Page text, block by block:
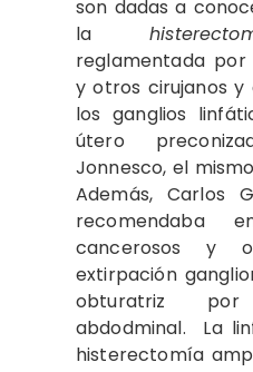
son dadas a
la
reglamentada
y otros cirujanos
los ganglios
útero
Jonnesco, el
Además, Carlos
recomendaba
cancerosos y
extirpación
obturatriz
abdodminal. La
histerectomía